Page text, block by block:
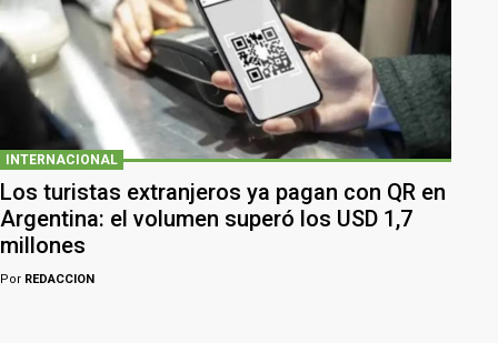
INTERNACIONAL
Los turistas extranjeros ya pagan con QR en
Argentina: el volumen superó los USD 1,7
millones
Por REDACCION